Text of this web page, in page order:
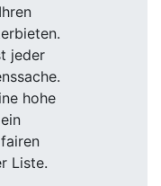
jeder
hohe
Liste.